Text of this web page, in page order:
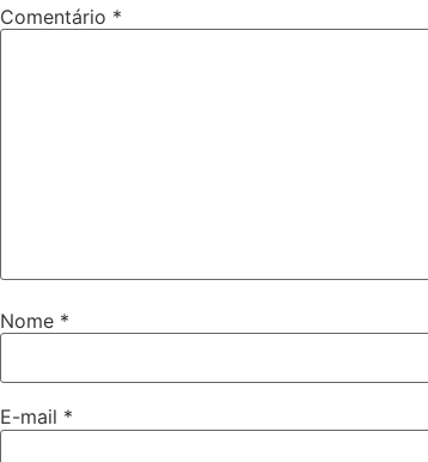
Comentário *
Nome *
E-mail *